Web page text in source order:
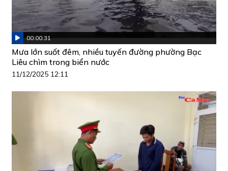
00:00:31
Mưa lớn suốt đêm, nhiều tuyến đường phường Bạc
Liêu chìm trong biển nước
11/12/2025 12:11